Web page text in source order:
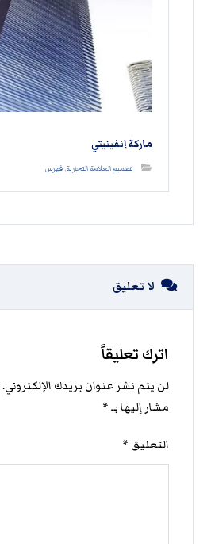
ماركة إنفينيتي
تصميم العلامة التجارية,فهرس
لا تعليق
اترك تعليقاً
لن يتم نشر عنوان بريدك الإلكتروني.
مشار إليها بـ*
التعليق *